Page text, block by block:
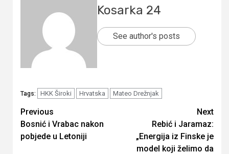
Kosarka 24
See author's posts
Tags: HKK Široki Hrvatska Mateo Drežnjak
Continue
Reading
Previous
Bosnić i Vrabac nakon
pobjede u Letoniji
Next
Rebić i Jaramaz:
„Energija iz Finske je
model koji želimo da